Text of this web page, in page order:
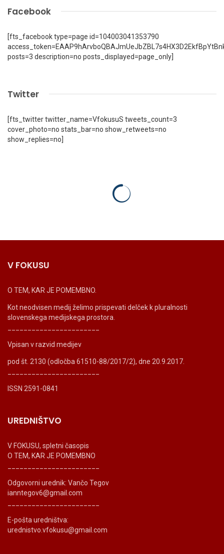
Facebook
[fts_facebook type=page id=104003041353790
posts=3 description=no posts_displayed=page_only]
Twitter
[fts_twitter twitter_name=VfokusuS tweets_count=3
cover_photo=no stats_bar=no show_retweets=no
show_replies=no]
V FOKUSU
O TEM, KAR JE POMEMBNO.
Kot neodvisen medij želimo prispevati delček k pluralnosti
slovenskega medijskega prostora.
Vpisan v razvid medijev
pod št. 2130 (odločba 61510-88/2017/2), dne 20.9.2017.
ISSN 2591-0841
UREDNIŠTVO
V FOKUSU, spletni časopis
O TEM, KAR JE POMEMBNO
Odgovorni urednik: Vančo Tegov
ianntegov6@gmail.com
E-pošta uredništva:
urednistvo.vfokusu@gmail.com